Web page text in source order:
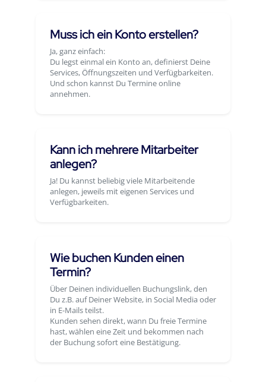
Muss ich ein Konto erstellen?
Ja, ganz einfach:
Du legst einmal ein Konto an, definierst Deine
Services, Öffnungszeiten und Verfügbarkeiten.
Und schon kannst Du Termine online
annehmen.
Kann ich mehrere Mitarbeiter
anlegen?
Ja! Du kannst beliebig viele Mitarbeitende
anlegen, jeweils mit eigenen Services und
Verfügbarkeiten.
Wie buchen Kunden einen
Termin?
Über Deinen individuellen Buchungslink, den
Du z.B. auf Deiner Website, in Social Media oder
in E-Mails teilst.
Kunden sehen direkt, wann Du freie Termine
hast, wählen eine Zeit und bekommen nach
der Buchung sofort eine Bestätigung.